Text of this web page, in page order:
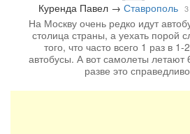
Куренда Павел→ Ставрополь
На Москву очень редко идут
столица страны, а уехать порой
того, что часто всего 1 раз в 1-
автобусы. А вот самолеты летают
разве это